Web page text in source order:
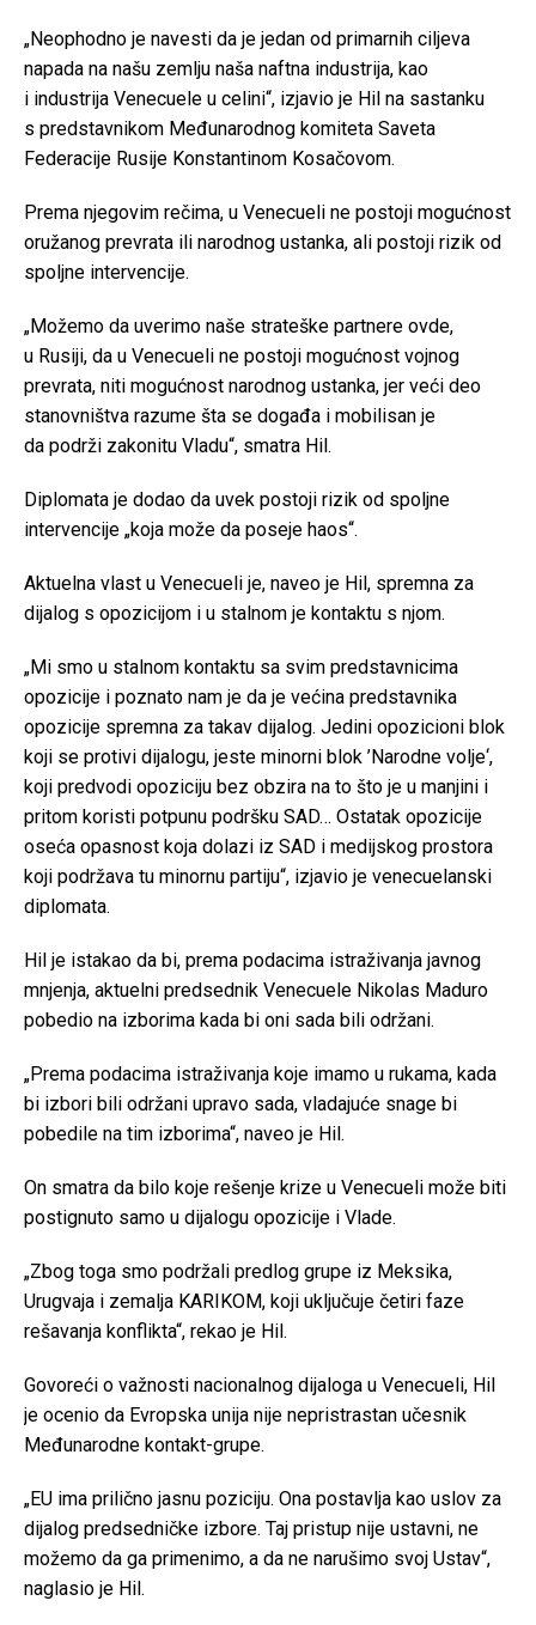
„Neophodno je navesti da je jedan od primarnih ciljeva
napada na našu zemlju naša naftna industrija, kao
i industrija Venecuele u celini“, izjavio je Hil na sastanku
s predstavnikom Međunarodnog komiteta Saveta
Federacije Rusije Konstantinom Kosačovom.
Prema njegovim rečima, u Venecueli ne postoji mogućnost
oružanog prevrata ili narodnog ustanka, ali postoji rizik od
spoljne intervencije.
„Možemo da uverimo naše strateške partnere ovde,
u Rusiji, da u Venecueli ne postoji mogućnost vojnog
prevrata, niti mogućnost narodnog ustanka, jer veći deo
stanovništva razume šta se događa i mobilisan je
da podrži zakonitu Vladu“, smatra Hil.
Diplomata je dodao da uvek postoji rizik od spoljne
intervencije „koja može da poseje haos“.
Aktuelna vlast u Venecueli je, naveo je Hil, spremna za
dijalog s opozicijom i u stalnom je kontaktu s njom.
„Mi smo u stalnom kontaktu sa svim predstavnicima
opozicije i poznato nam je da je većina predstavnika
opozicije spremna za takav dijalog. Jedini opozicioni blok
koji se protivi dijalogu, jeste minorni blok ’Narodne volje‘,
koji predvodi opoziciju bez obzira na to što je u manjini i
pritom koristi potpunu podršku SAD… Ostatak opozicije
oseća opasnost koja dolazi iz SAD i medijskog prostora
koji podržava tu minornu partiju“, izjavio je venecuelanski
diplomata.
Hil je istakao da bi, prema podacima istraživanja javnog
mnjenja, aktuelni predsednik Venecuele Nikolas Maduro
pobedio na izborima kada bi oni sada bili održani.
„Prema podacima istraživanja koje imamo u rukama, kada
bi izbori bili održani upravo sada, vladajuće snage bi
pobedile na tim izborima“, naveo je Hil.
On smatra da bilo koje rešenje krize u Venecueli može biti
postignuto samo u dijalogu opozicije i Vlade.
„Zbog toga smo podržali predlog grupe iz Meksika,
Urugvaja i zemalja KARIKOM, koji uključuje četiri faze
rešavanja konflikta“, rekao je Hil.
Govoreći o važnosti nacionalnog dijaloga u Venecueli, Hil
je ocenio da Evropska unija nije nepristrastan učesnik
Međunarodne kontakt-grupe.
„EU ima prilično jasnu poziciju. Ona postavlja kao uslov za
dijalog predsedničke izbore. Taj pristup nije ustavni, ne
možemo da ga primenimo, a da ne narušimo svoj Ustav“,
naglasio je Hil.